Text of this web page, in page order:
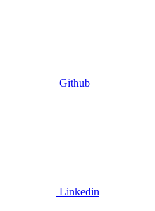
Github
Linkedin